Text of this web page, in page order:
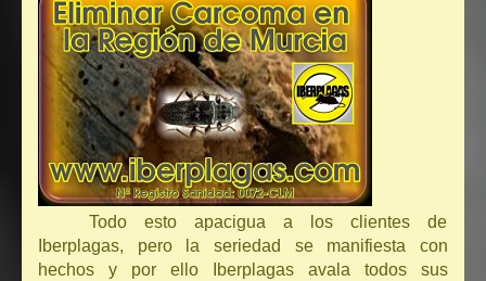
Todo esto apacigua a los clientes de
Iberplagas, pero la seriedad se manifiesta con
hechos y por ello Iberplagas avala todos sus